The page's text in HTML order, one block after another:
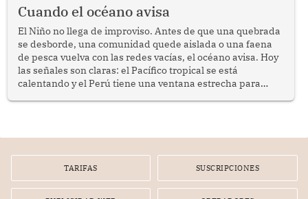
Cuando el océano avisa
El Niño no llega de improviso. Antes de que una quebrada
se desborde, una comunidad quede aislada o una faena
de pesca vuelva con las redes vacías, el océano avisa. Hoy
las señales son claras: el Pacífico tropical se está
calentando y el Perú tiene una ventana estrecha para
TARIFAS SUSCRIPCIONES